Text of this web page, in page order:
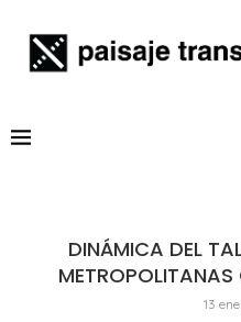
DINÁMICA DEL
13